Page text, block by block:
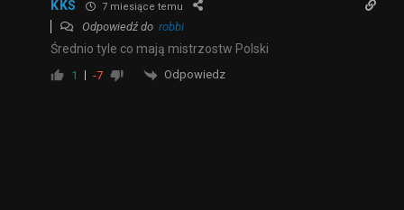
KKS 7 miesiące temu
Odpowiedź do robbi
Średnio tyle co mają mistrzostw Polski
1 -7 Odpowiedz